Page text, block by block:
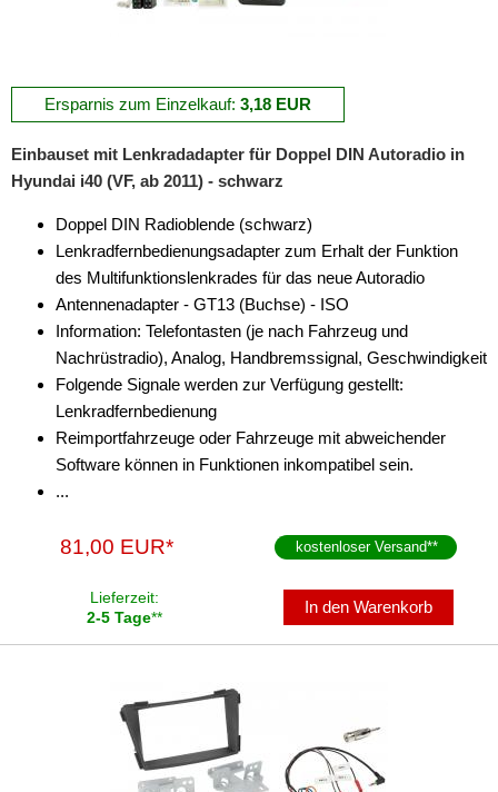
Entourage
Genesis
H1
H350
i10
i20
i30
i40
IX35
IX55
Santa Fe
Ersparnis zum Einzelkauf: 3,18 EUR
Einbauset mit Lenkradadapter für Doppel DIN Autoradio in
Hyundai i40 (VF, ab 2011) - schwarz
Doppel DIN Radioblende (schwarz)
Lenkradfernbedienungsadapter zum Erhalt der Funktion
des Multifunktionslenkrades für das neue Autoradio
Antennenadapter - GT13 (Buchse) - ISO
Information: Telefontasten (je nach Fahrzeug und
Nachrüstradio), Analog, Handbremssignal, Geschwindigkeit
Folgende Signale werden zur Verfügung gestellt:
Lenkradfernbedienung
Reimportfahrzeuge oder Fahrzeuge mit abweichender
Software können in Funktionen inkompatibel sein.
...
81,00 EUR* kostenloser Versand**
Lieferzeit:
2-5 Tage**
In den Warenkorb